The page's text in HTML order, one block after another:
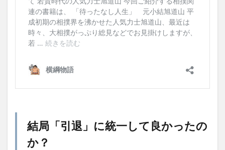
結局「引退」に統一して良かったの
か？